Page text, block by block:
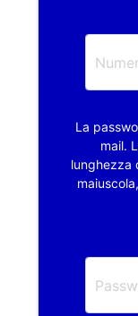
La
mail.
lunghezza